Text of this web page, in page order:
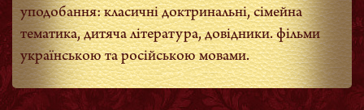
уподобання: класичні доктринальні, сімейна
тематика, дитяча література, довідники. фільми
українською та російською мовами.